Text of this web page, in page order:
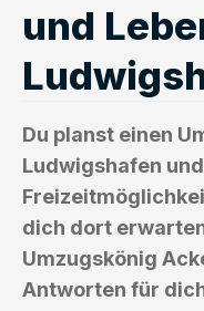
und
Du planst einen
Ludwigshafen
dich dort
Umzugskönig
Antworten für